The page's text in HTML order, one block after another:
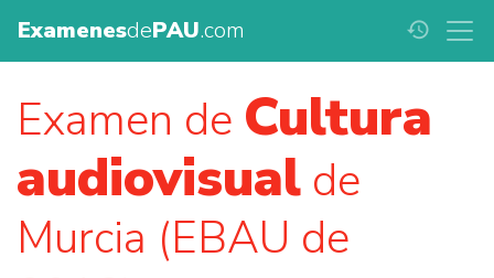
ExamenesdePAU.com history
Examen de Cultura
audiovisual de
Murcia (EBAU de